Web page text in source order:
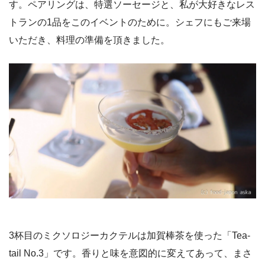
す。ペアリングは、特選ソーセージと、私が大好きなレス
トランの1品をこのイベントのために。シェフにもご来場
いただき、料理の準備を頂きました。
3杯目のミクソロジーカクテルは加賀棒茶を使った「Tea-
tail No.3」です。香りと味を意図的に変えてあって、まさ